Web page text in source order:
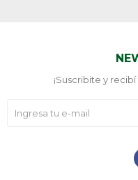
¡Suscribite y